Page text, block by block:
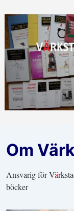
Hoppa
till
huvudinnehåll
Om
Ansvarig för Vä
böcker